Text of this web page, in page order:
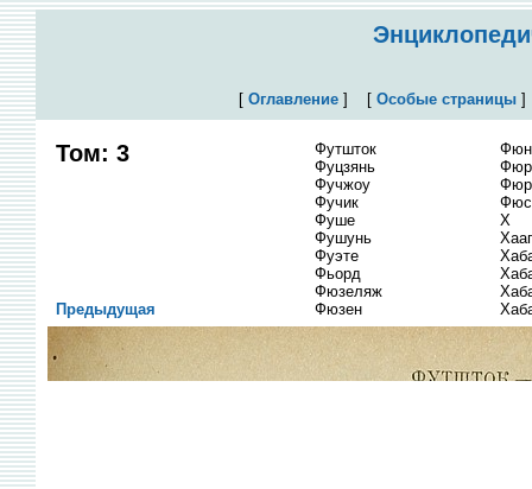
[ Оглавление] [ Особые страницы
Том: 3
Футшток
Фуцзянь
Фучжоу
Фучик
Фуше
Фушунь
Фуэте
Фьорд
Фюзеляж
Фюзен
Фюн
Х
Предыдущая